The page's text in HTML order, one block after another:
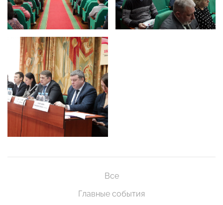
Все
Главные события